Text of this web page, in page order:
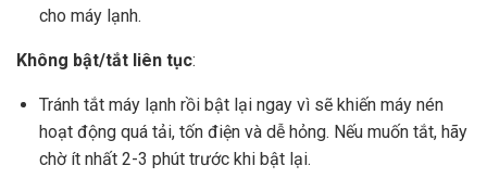
cho máy lạnh.
Không bật/tắt liên tục:
Tránh tắt máy lạnh rồi bật lại ngay vì sẽ khiến máy nén
hoạt động quá tải, tốn điện và dễ hỏng. Nếu muốn tắt, hãy
chờ ít nhất 2-3 phút trước khi bật lại.